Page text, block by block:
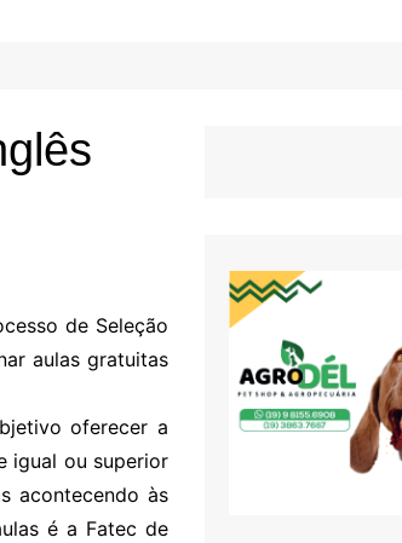
de Seleção
aulas gratuitas
oferecer a
igual ou superior
acontecendo às
é a Fatec de